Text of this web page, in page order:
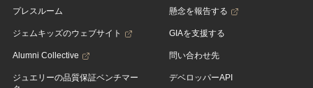
プレスルーム
ジェムキッズのウェブサイト
Alumni Collective
ジュエリーの品質保証ベンチマー
懸念を報告する
GIAを支援する
問い合わせ先
デベロッパーAPI